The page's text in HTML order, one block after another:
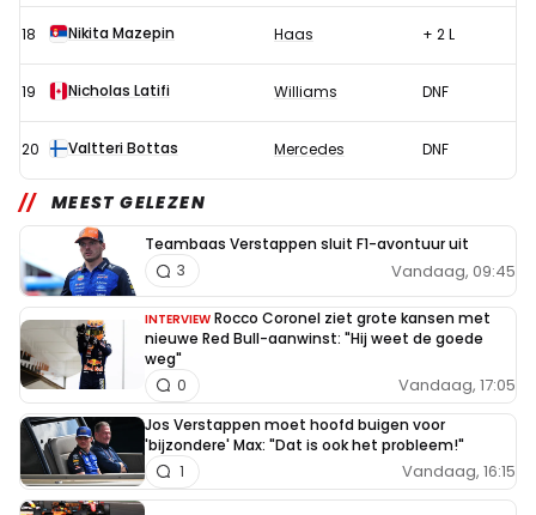
18 Nikita Mazepin Haas + 2 L
19 Nicholas Latifi Williams DNF
20 Valtteri Bottas Mercedes DNF
MEEST GELEZEN
Teambaas Verstappen sluit F1-avontuur uit
Vandaag, 09:45
3
INTERVIEW Rocco Coronel ziet grote kansen met
nieuwe Red Bull-aanwinst: "Hij weet de goede
weg"
Vandaag, 17:05
0
Jos Verstappen moet hoofd buigen voor
'bijzondere' Max: "Dat is ook het probleem!"
Vandaag, 16:15
1